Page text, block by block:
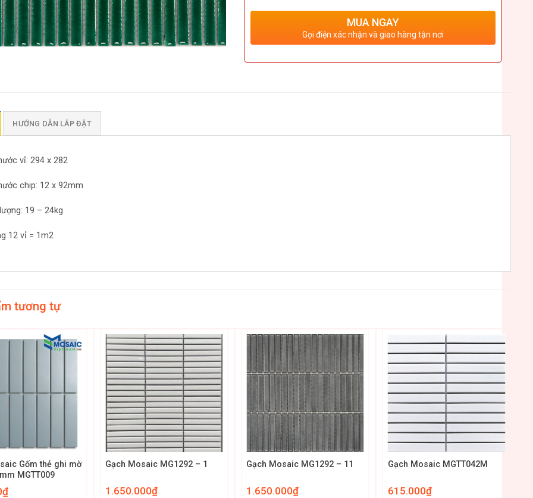
MUA NGAY
Gọi điện xác nhận và giao hàng tận nơi
HƯỚNG DẪN LẮP ĐẶT
vỉ: 294 x 282
chip: 12 x 92mm
19 – 24kg
12 vỉ = 1m2
tương tự
Gốm thẻ ghi mờ
MGTT009
₫
+
Gạch Mosaic MG1292 – 1
1.650.000₫
Gạch Mosaic MG1292 – 11
1.650.000₫
+
Gạch Mosaic MGTT042M
615.000₫